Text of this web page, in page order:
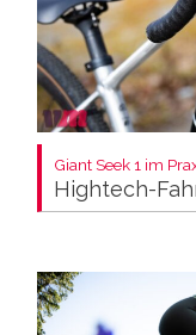
Giant Seek 1 im
Hightech-